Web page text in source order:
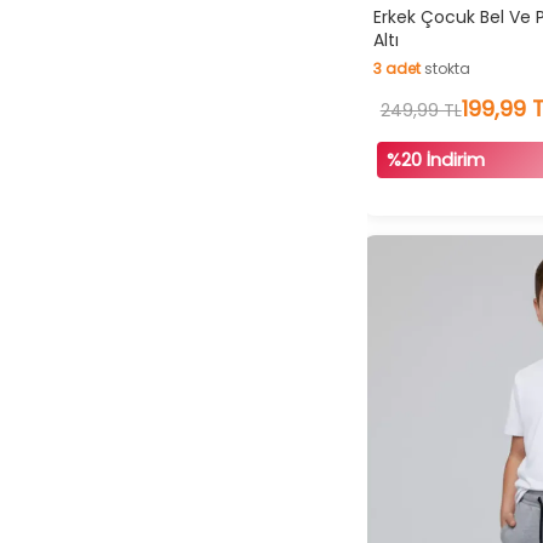
Erkek Çocuk Bel Ve
Altı
3adetstokta
adetstokta
249,99 TL199,99
%20 İndirim